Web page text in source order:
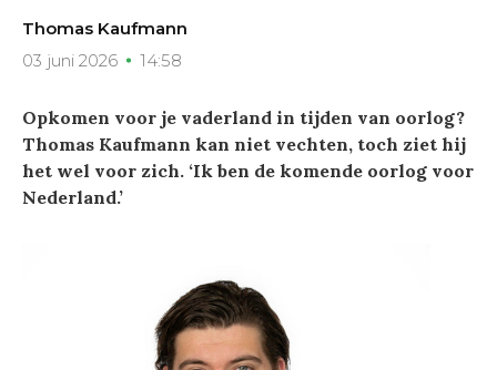
Thomas Kaufmann
03 juni 2026
14:58
Opkomen voor je vaderland in tijden van oorlog?
Thomas Kaufmann kan niet vechten, toch ziet hij
het wel voor zich. ‘Ik ben de komende oorlog voor
Nederland.’